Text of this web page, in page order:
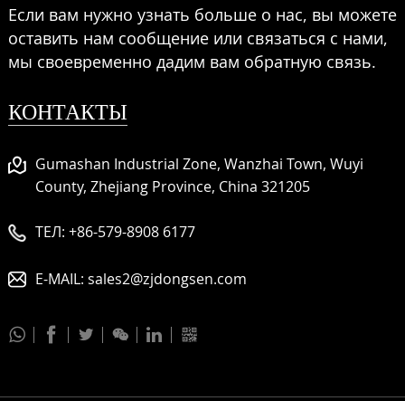
Если вам нужно узнать больше о нас, вы можете
оставить нам сообщение или связаться с нами,
мы своевременно дадим вам обратную связь.
КОНТАКТЫ
Gumashan Industrial Zone, Wanzhai Town, Wuyi
County, Zhejiang Province, China 321205
ТЕЛ: +86-579-8908 6177
E-MAIL: sales2@zjdongsen.com
     